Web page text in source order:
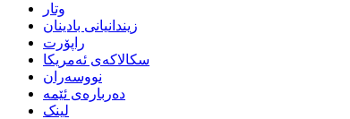
وتار
زیندانیانی بادینان
راپۆرت
سکالاکەی ئەمریکا
نووسەران
دەربارەی ئێمە
لینک